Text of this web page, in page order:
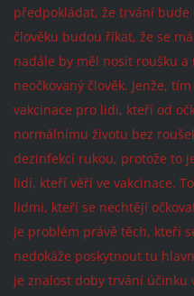
předpokládat, že trvání
člověku budou říkat, že se
nadále by měl nosit roušku
neočkovaný člověk. Jenže,
vakcinace pro lidi, kteří od
normálnímu životu bez
dezinfekcí rukou, protože to
lidí, kteří věří ve vakcinace.
lidmi, kteří se nechtějí
je problém právě těch, kteří
nedokáže poskytnout tu
je znalost doby trvání účinku